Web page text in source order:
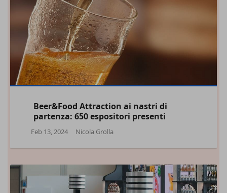
Beer&Food Attraction ai nastri di
partenza: 650 espositori presenti
Feb 13, 2024 Nicola Grolla